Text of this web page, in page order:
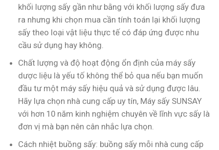
khối lượng sấy gần như bằng với khối lượng sấy đưa
ra nhưng khi chọn mua cần tính toán lại khối lượng
sấy theo loại vật liệu thực tế có đáp ứng được nhu
cầu sử dụng hay không.
Chất lượng và độ hoạt động ổn định của máy sấy
dược liệu là yếu tố không thể bỏ qua nếu bạn muốn
đầu tư một máy sấy hiệu quả và sử dụng được lâu.
Hãy lựa chọn nhà cung cấp uy tín, Máy sấy SUNSAY
với hơn 10 năm kinh nghiệm chuyên về lĩnh vực sấy là
đơn vị mà bạn nên cân nhắc lựa chọn.
Cách nhiệt buồng sấy: buồng sấy mỗi nhà cung cấp